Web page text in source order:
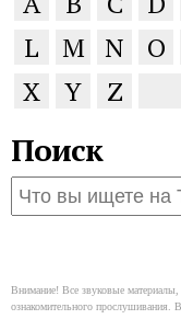
L
M N O
X
Y Z
Поиск
Внимание! Все звуковые материалы,
ознакомительного прослушивания.